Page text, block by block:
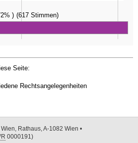
617 Stimmen
Seite:
Rechtsangelegenheiten
Rathaus, A-1082 Wien •
0000191)